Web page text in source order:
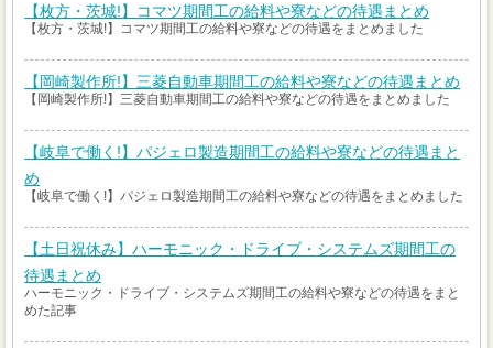
【枚方・茨城!】コマツ期間工の給料や寮などの待遇まとめ
【枚方・茨城!】コマツ期間工の給料や寮などの待遇をまとめました
【岡崎製作所!】三菱自動車期間工の給料や寮などの待遇まとめ
【岡崎製作所!】三菱自動車期間工の給料や寮などの待遇をまとめました
【岐阜で働く!】パジェロ製造期間工の給料や寮などの待遇まと
め
【岐阜で働く!】パジェロ製造期間工の給料や寮などの待遇をまとめました
【土日祝休み】ハーモニック・ドライブ・システムズ期間工の
待遇まとめ
ハーモニック・ドライブ・システムズ期間工の給料や寮などの待遇をまと
めた記事